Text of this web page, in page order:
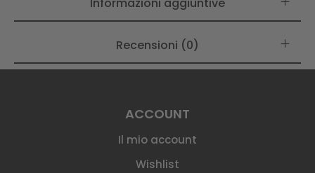
Informazioni aggiuntive
Recensioni (0)
ACCOUNT
Il mio account
Wishlist